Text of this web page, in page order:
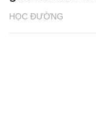
HỌC ĐƯỜNG